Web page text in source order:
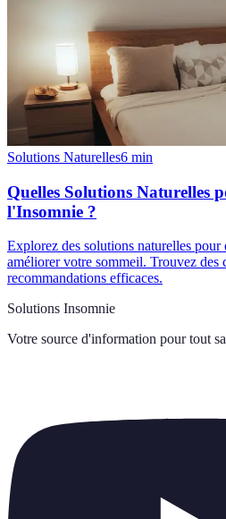
Solutions Naturelles6 min
Quelles Solutions Naturelles
l'Insomnie ?
Explorez des solutions naturelles
améliorer votre sommeil. Trouvez des
recommandations efficaces.
Solutions Insomnie
Votre source d'information pour tout